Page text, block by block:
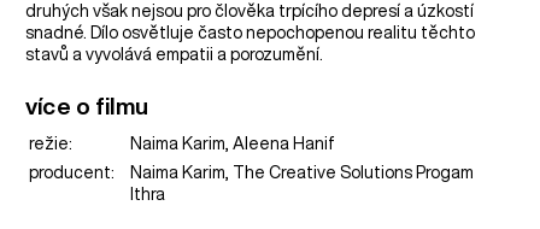
druhých však nejsou pro člověka trpícího depresí a úzkostí
snadné. Dílo osvětluje často nepochopenou realitu těchto
stavů a vyvolává empatii a porozumění.
více o filmu
režie:
Naima Karim, Aleena Hanif
producent:
Naima Karim, The Creative Solutions Progam
Ithra